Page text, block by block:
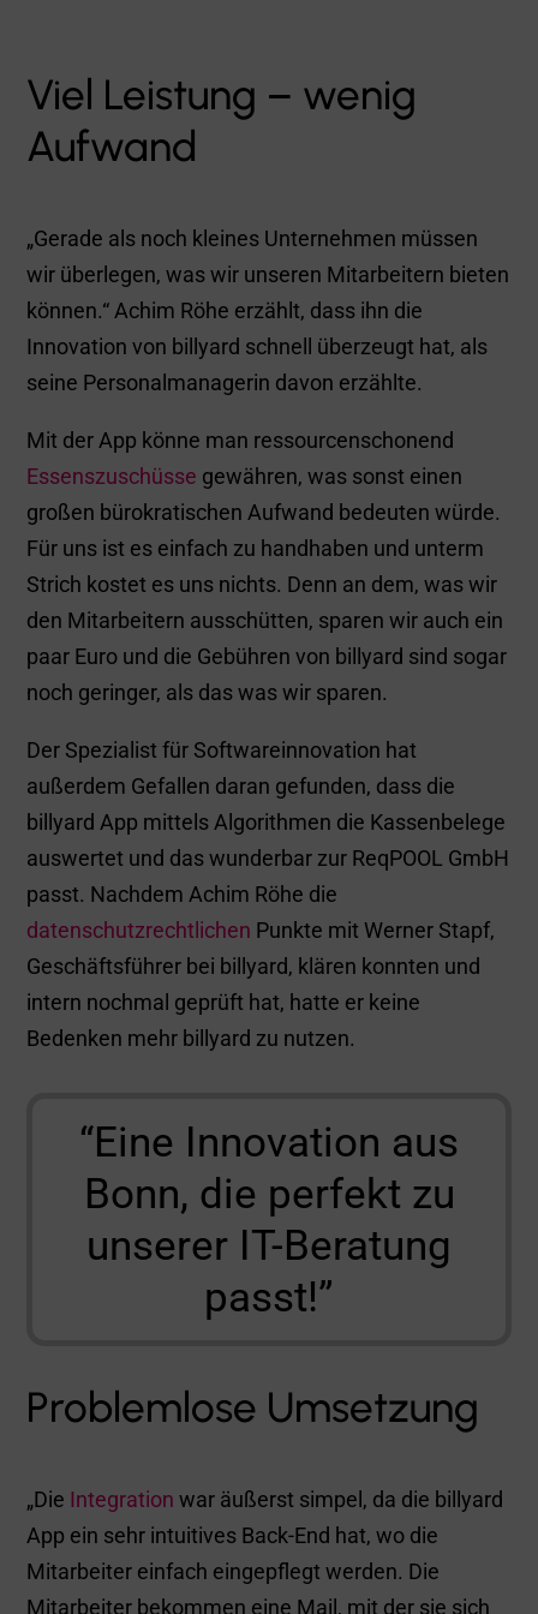
Viel Leistung – wenig
Aufwand
„Gerade als noch kleines Unternehmen müssen
wir überlegen, was wir unseren Mitarbeitern bieten
können.“ Achim Röhe erzählt, dass ihn die
Innovation von billyard schnell überzeugt hat, als
seine Personalmanagerin davon erzählte.
Mit der App könne man ressourcenschonend
Essenszuschüsse gewähren, was sonst einen
großen bürokratischen Aufwand bedeuten würde.
Für uns ist es einfach zu handhaben und unterm
Strich kostet es uns nichts. Denn an dem, was wir
den Mitarbeitern ausschütten, sparen wir auch ein
paar Euro und die Gebühren von billyard sind sogar
noch geringer, als das was wir sparen.
Der Spezialist für Softwareinnovation hat
außerdem Gefallen daran gefunden, dass die
billyard App mittels Algorithmen die Kassenbelege
auswertet und das wunderbar zur ReqPOOL GmbH
passt. Nachdem Achim Röhe die
datenschutzrechtlichen Punkte mit Werner Stapf,
Geschäftsführer bei billyard, klären konnten und
intern nochmal geprüft hat, hatte er keine
Bedenken mehr billyard zu nutzen.
“Eine Innovation aus
Bonn, die perfekt zu
unserer IT-Beratung
passt!”
Problemlose Umsetzung
„Die Integration war äußerst simpel, da die billyard
App ein sehr intuitives Back-End hat, wo die
Mitarbeiter einfach eingepflegt werden. Die
Mitarbeiter bekommen eine Mail, mit der sie sich